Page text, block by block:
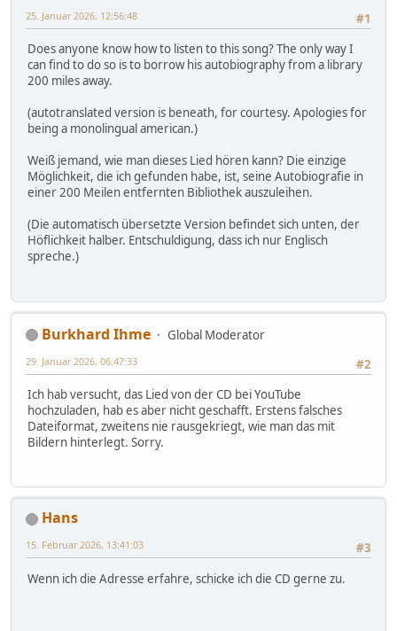
#1
25. Januar 2026, 12:56:48
Does anyone know how to listen to this song? The only way I
can find to do so is to borrow his autobiography from a library
200 miles away.
(autotranslated version is beneath, for courtesy. Apologies for
being a monolingual american.)
Weiß jemand, wie man dieses Lied hören kann? Die einzige
Möglichkeit, die ich gefunden habe, ist, seine Autobiografie in
einer 200 Meilen entfernten Bibliothek auszuleihen.
(Die automatisch übersetzte Version befindet sich unten, der
Höflichkeit halber. Entschuldigung, dass ich nur Englisch
spreche.)
Burkhard Ihme
Global Moderator
#2
29. Januar 2026, 06:47:33
Ich hab versucht, das Lied von der CD bei YouTube
hochzuladen, hab es aber nicht geschafft. Erstens falsches
Dateiformat, zweitens nie rausgekriegt, wie man das mit
Bildern hinterlegt. Sorry.
Hans
#3
15. Februar 2026, 13:41:03
Wenn ich die Adresse erfahre, schicke ich die CD gerne zu.